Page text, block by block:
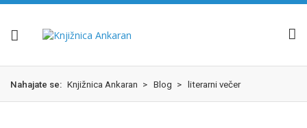
Skok
glavno
izjava
dostopnosti
Nahajate se: Knjižnica Ankaran > Blog > literarni večer